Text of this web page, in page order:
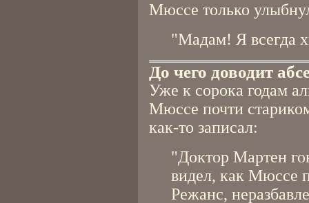
Мюссе только
"Мадам! Я всегда
До чего доводит
Уже к сорока годам
Мюссе почти
как-то записал:
"Доктор Мартен
видел, как Мюссе
Режанс,